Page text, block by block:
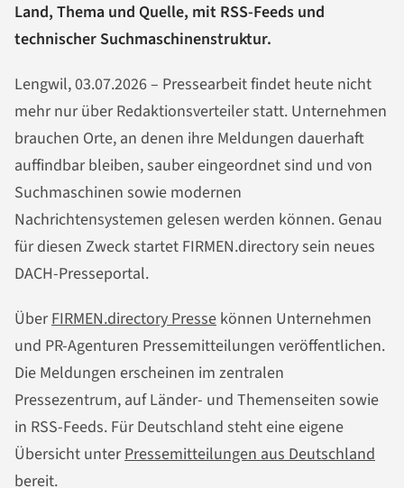
Land, Thema und Quelle, mit RSS-Feeds und
technischer Suchmaschinenstruktur.
Lengwil, 03.07.2026 – Pressearbeit findet heute nicht
mehr nur über Redaktionsverteiler statt. Unternehmen
brauchen Orte, an denen ihre Meldungen dauerhaft
auffindbar bleiben, sauber eingeordnet sind und von
Suchmaschinen sowie modernen
Nachrichtensystemen gelesen werden können. Genau
für diesen Zweck startet FIRMEN.directory sein neues
DACH-Presseportal.
ÜberFIRMEN.directory Presse können Unternehmen
und PR-Agenturen Pressemitteilungen veröffentlichen.
Die Meldungen erscheinen im zentralen
Pressezentrum, auf Länder- und Themenseiten sowie
in RSS-Feeds. Für Deutschland steht eine eigene
Übersicht unterPressemitteilungen aus Deutschland
bereit.